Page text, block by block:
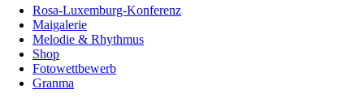
Rosa-Luxemburg-Konferenz
Maigalerie
Melodie & Rhythmus
Shop
Fotowettbewerb
Granma